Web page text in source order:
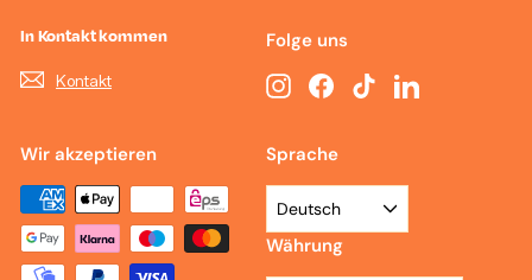
In Kontakt kommen
Kontakt
Folge uns
InstagramFacebookTikTokLinkedIn
Wir akzeptieren Sprache
Deutsch
Währung